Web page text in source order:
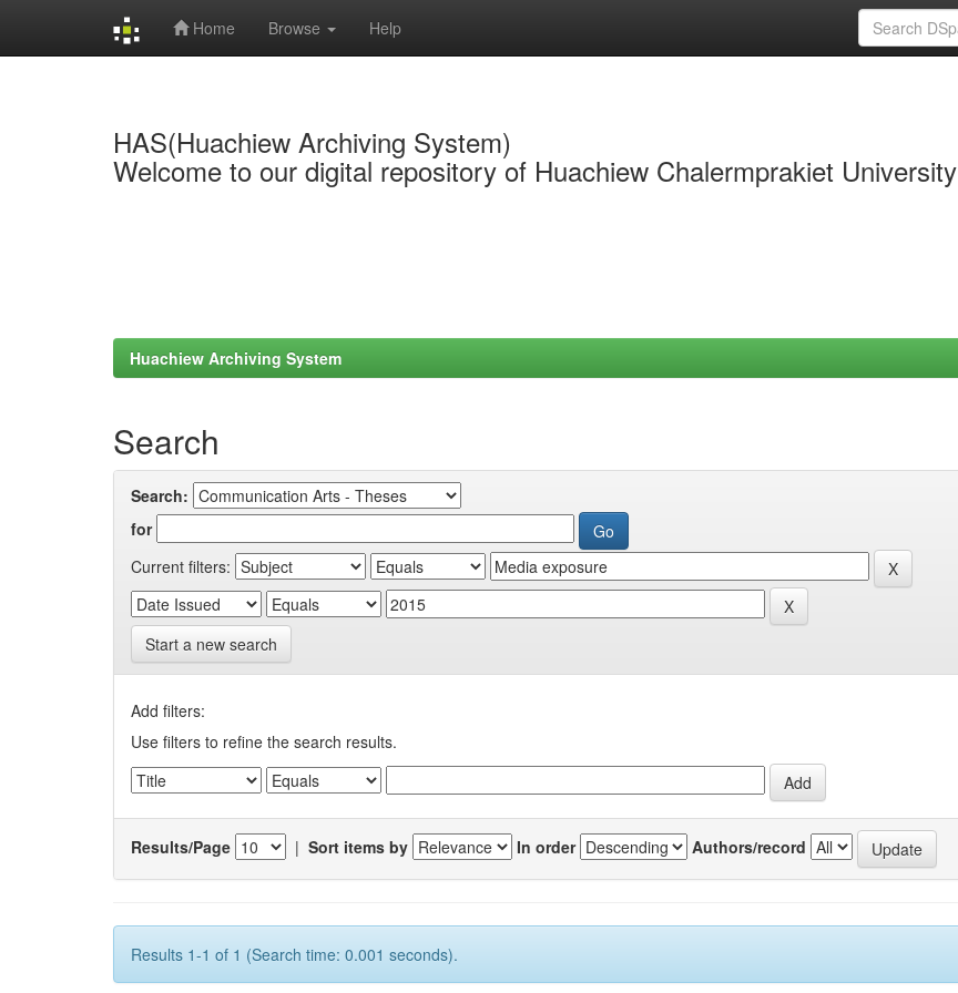
Home Browse Help
HAS(Huachiew Archiving System)
Welcome to our digital repository of Huachiew Chalermprakiet University
Huachiew Archiving System
Search
Search:
for
Current filters:
Start a new search
Add filters:
Use filters to refine the search results.
Results/Page | Sort items by In order Authors/record
Results 1-1 of 1 (Search time: 0.001 seconds).